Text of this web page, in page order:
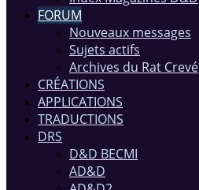
FORUM
Nouveaux messages
Sujets actifs
Archives du Rat Crevé
CRÉATIONS
APPLICATIONS
TRADUCTIONS
DRS
D&D BECMI
AD&D